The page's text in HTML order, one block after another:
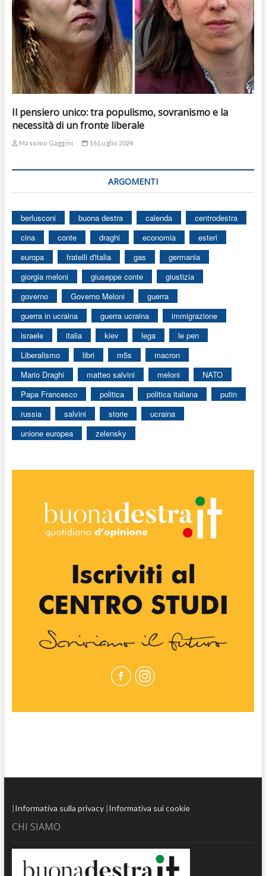
Il pensiero unico: tra populismo, sovranismo e la
necessità di un fronte liberale
Massimo Gaggini 16 Luglio 2024
ARGOMENTI
berlusconi buona destra calenda
centrodestra
cina
conte draghi economia
esteri
europa
fratelli d'italia gas
germania
giorgia meloni
giuseppe conte
giustizia
governo
Governo Meloni
guerra
guerra in ucraina
guerra ucraina
immigrazione
israele
italia kiev lega
le pen
Liberalismo
libri m5s
macron
Mario Draghi
matteo salvini meloni
NATO
Papa Francesco
politica politica italiana
putin
russia
salvini storie
ucraina
unione europea
zelensky
|Informativa sulla privacy|Informativa sui cookie
CHI SIAMO